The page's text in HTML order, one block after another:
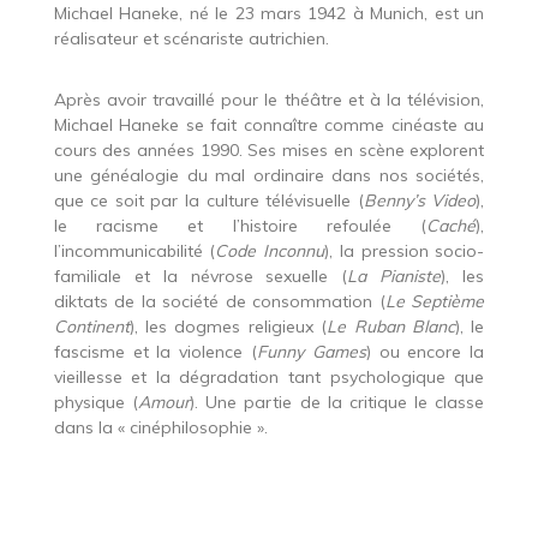
Michael Haneke, né le 23 mars 1942 à Munich, est un
réalisateur et scénariste autrichien.
Après avoir travaillé pour le théâtre et à la télévision,
Michael Haneke se fait connaître comme cinéaste au
cours des années 1990. Ses mises en scène explorent
une généalogie du mal ordinaire dans nos sociétés,
que ce soit par la culture télévisuelle (Benny’s Video),
le racisme et l’histoire refoulée (Caché),
l’incommunicabilité (Code Inconnu), la pression socio-
familiale et la névrose sexuelle (La Pianiste), les
diktats de la société de consommation (Le Septième
Continent), les dogmes religieux (Le Ruban Blanc), le
fascisme et la violence (Funny Games) ou encore la
vieillesse et la dégradation tant psychologique que
physique (Amour). Une partie de la critique le classe
dans la « cinéphilosophie ».